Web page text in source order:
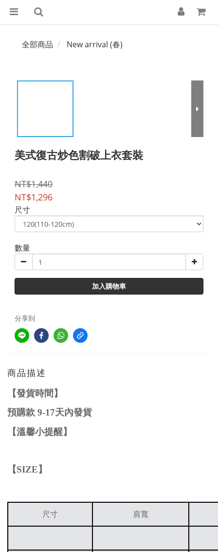
全部商品 New arrival (春)
美式復古炒色割破上衣套裝
NT$1,440
NT$1,296
尺寸
數量
加入購物車
分享到
商品描述
【發貨時間】
預購款 9-17天內發貨
【溫馨小提醒】
【SIZE】
尺寸 肩寬